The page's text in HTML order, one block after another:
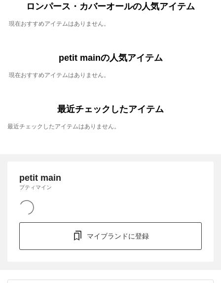
ロンパース・カバーオールの人気アイテム
現在おすすめアイテムはありません。
petit mainの人気アイテム
現在おすすめアイテムはありません。
最近チェックしたアイテム
最近チェックしたアイテムはありません。
petit main
プティマイン
マイブランドに登録